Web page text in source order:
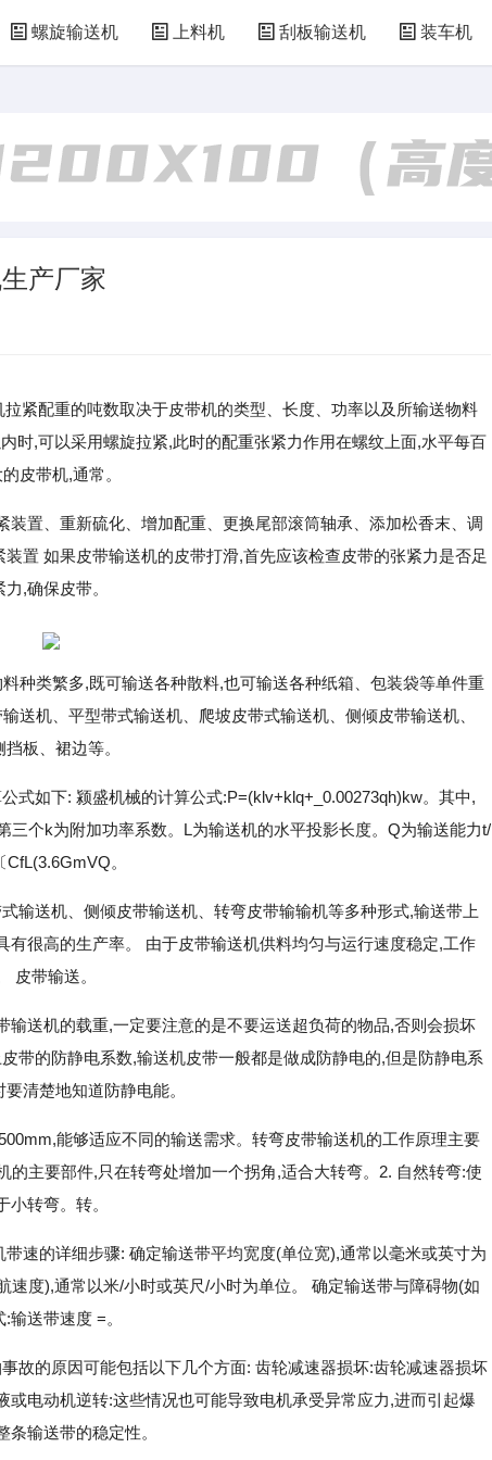
螺旋输送机 上料机 刮板输送机 装车机
产厂家
紧配重的吨数取决于皮带机的类型、长度、功率以及所输送物料
时,可以采用螺旋拉紧,此时的配重张紧力作用在螺纹上面,水平每百
皮带机,通常。
装置、重新硫化、增加配重、更换尾部滚筒轴承、添加松香末、调
置 如果皮带输送机的皮带打滑,首先应该检查皮带的张紧力是否足
,确保皮带。
种类繁多,既可输送各种散料,也可输送各种纸箱、包装袋等单件重
送机、平型带式输送机、爬坡皮带式输送机、侧倾皮带输送机、
板、裙边等。
式如下: 颍盛机械的计算公式:P=(klv+klq+_0.00273qh)kw。其中,
个k为附加功率系数。L为输送机的水平投影长度。Q为输送能力t/
。
输送机、侧倾皮带输送机、转弯皮带输输机等多种形式,输送带上
很高的生产率。 由于皮带输送机供料均匀与运行速度稳定,工作
皮带输送。
输送机的载重,一定要注意的是不要运送超负荷的物品,否则会损坏
带的防静电系数,输送机皮带一般都是做成防静电的,但是防静电系
清楚地知道防静电能。
能够适应不同的输送需求。转弯皮带输送机的工作原理主要
主要部件,只在转弯处增加一个拐角,适合大转弯。2. 自然转弯:使
转弯。转。
速的详细步骤: 确定输送带平均宽度(单位宽),通常以毫米或英寸为
度),通常以米/小时或英尺/小时为单位。 确定输送带与障碍物(如
送带速度 =。
故的原因可能包括以下几个方面: 齿轮减速器损坏:齿轮减速器损坏
电动机逆转:这些情况也可能导致电机承受异常应力,进而引起爆
输送带的稳定性。